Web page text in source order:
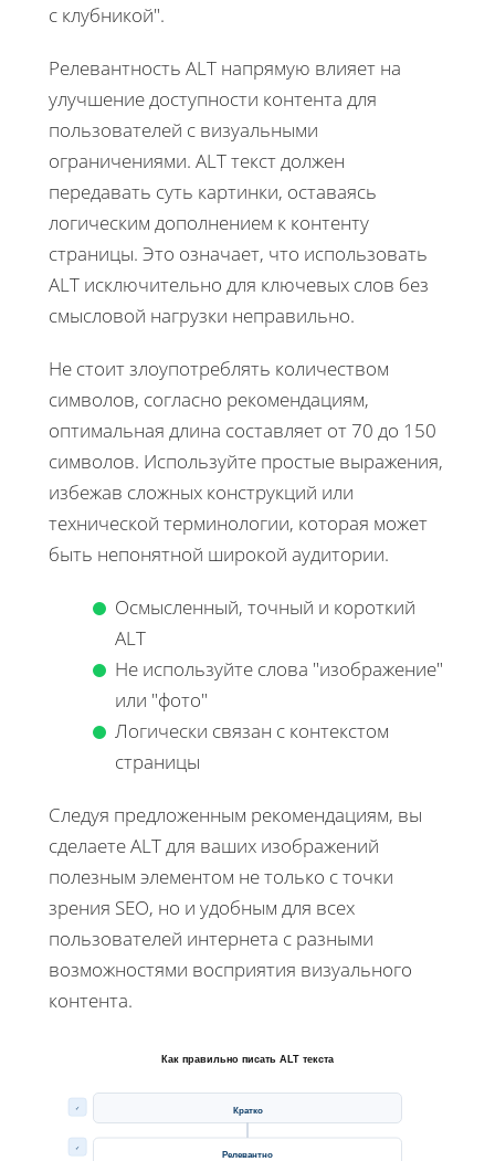
с клубникой".
Релевантность ALT напрямую влияет на
улучшение доступности контента для
пользователей с визуальными
ограничениями. ALT текст должен
передавать суть картинки, оставаясь
логическим дополнением к контенту
страницы. Это означает, что использовать
ALT исключительно для ключевых слов без
смысловой нагрузки неправильно.
Не стоит злоупотреблять количеством
символов, согласно рекомендациям,
оптимальная длина составляет от 70 до 150
символов. Используйте простые выражения,
избежав сложных конструкций или
технической терминологии, которая может
быть непонятной широкой аудитории.
Осмысленный, точный и короткий
ALT
Не используйте слова "изображение"
или "фото"
Логически связан с контекстом
страницы
Следуя предложенным рекомендациям, вы
сделаете ALT для ваших изображений
полезным элементом не только с точки
зрения SEO, но и удобным для всех
пользователей интернета с разными
возможностями восприятия визуального
контента.
Как правильно писать ALT текста
Кратко
Релевантно
✓
✓